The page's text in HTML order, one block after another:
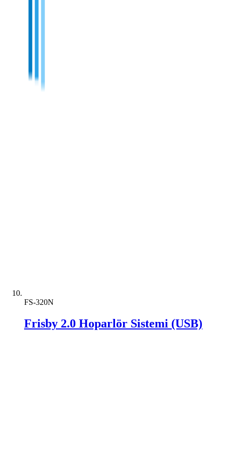
FS-320N
Frisby 2.0 Hoparlör Sistemi (USB)